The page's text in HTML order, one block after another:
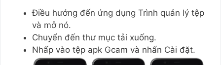
Điều hướng đến ứng dụng Trình quản lý tệp
và mở nó.
Chuyển đến thư mục tải xuống.
Nhấp vào tệp apk Gcam và nhấn Cài đặt.